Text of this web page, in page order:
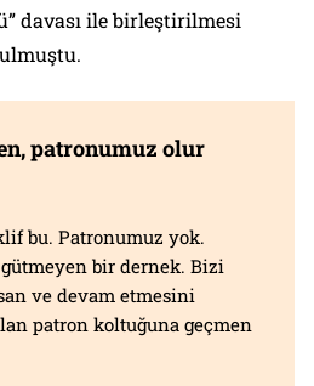
davası ile birleştirilmesi
patronumuz olur
bu. Patronumuz yok.
bir dernek. Bizi
ve devam etmesini
patron koltuğuna geçmen